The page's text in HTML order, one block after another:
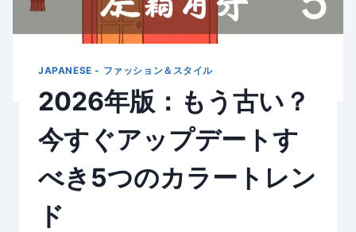
JAPANESE - ファッション＆スタイル
2026年版：もう古い？
今すぐアップデートす
べき5つのカラートレン
ド